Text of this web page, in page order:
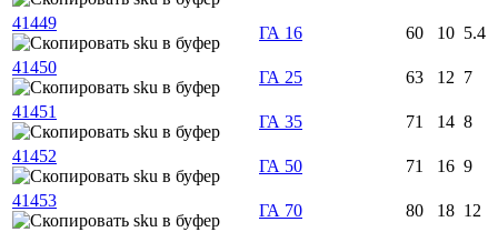
41449
ГА 16 60 10 5.4
41450
ГА 25 63 12 7
41451
ГА 35 71 14 8
41452
ГА 50 71 16 9
41453
ГА 70 80 18 12